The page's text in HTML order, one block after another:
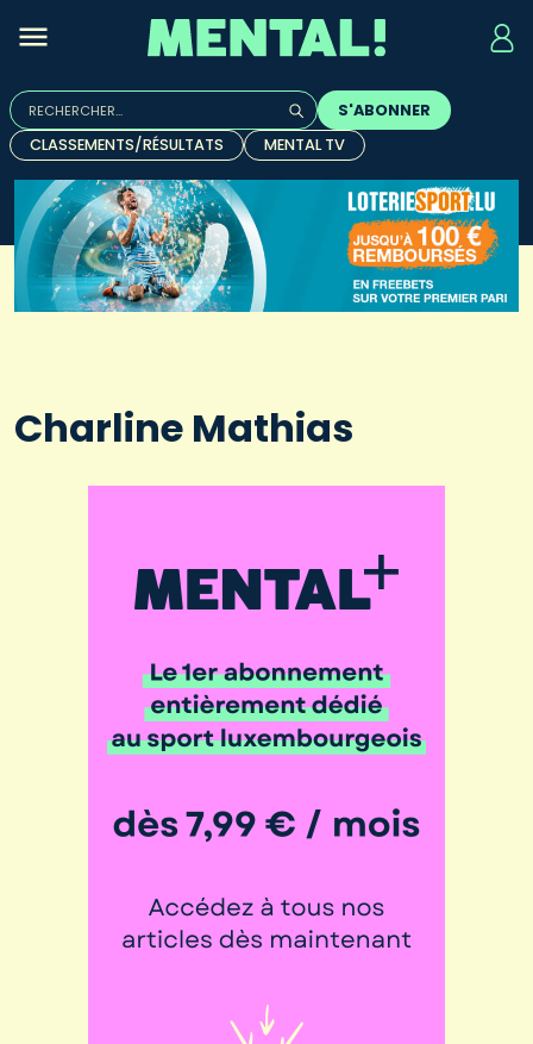
Rechercher :
Quand les résultats de l'auto-complétion sont
S'ABONNER
CLASSEMENTS/RÉSULTATS
MENTAL TV
Charline Mathias